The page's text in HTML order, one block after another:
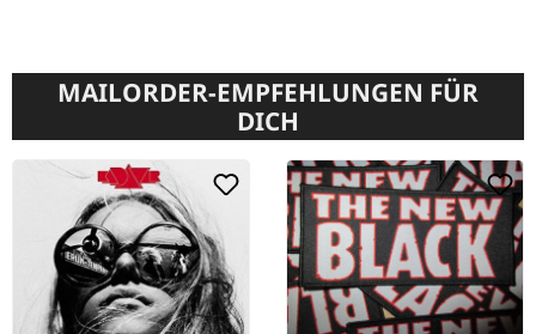
MAILORDER-EMPFEHLUNGEN FÜR
DICH